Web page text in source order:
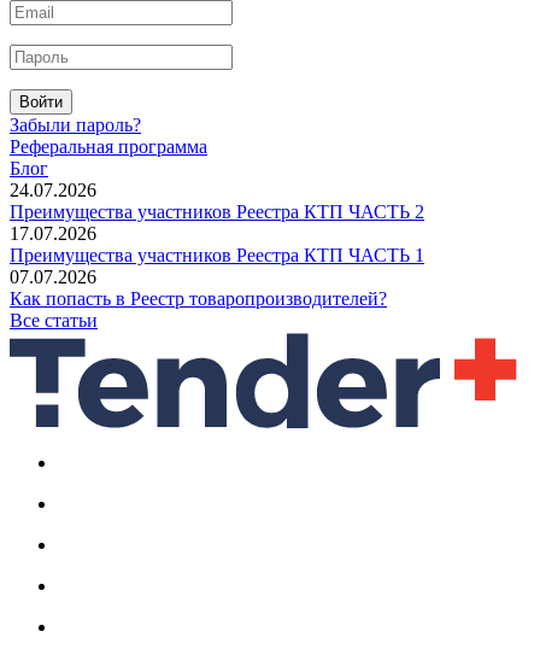
Войти
Забыли пароль?
Реферальная программа
Блог
24.07.2026
Преимущества участников Реестра КТП ЧАСТЬ 2
17.07.2026
Преимущества участников Реестра КТП ЧАСТЬ 1
07.07.2026
Как попасть в Реестр товаропроизводителей?
Все статьи